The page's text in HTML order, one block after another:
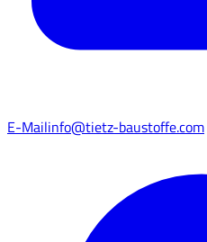
E-Mailinfo@tietz-baustoffe.com